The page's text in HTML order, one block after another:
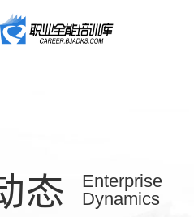
态
Enterprise
Dynamics